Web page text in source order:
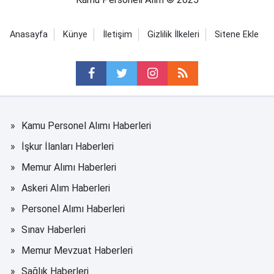
Anasayfa Künye İletişim Gizlilik İlkeleri Sitene Ekle
Kamu Personel Alımı Haberleri
İşkur İlanları Haberleri
Memur Alımı Haberleri
Askeri Alım Haberleri
Personel Alımı Haberleri
Sınav Haberleri
Memur Mevzuat Haberleri
Sağlık Haberleri